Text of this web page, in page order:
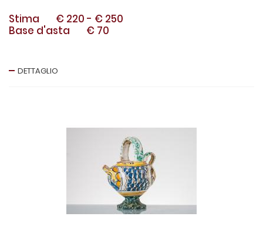
Stima € 220 - € 250
Base d'asta
€ 70
DETTAGLIO